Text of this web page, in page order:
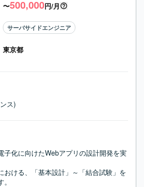
〜500,000円/月
サーバサイドエンジニア
東京都
ス)
子化に向けたWebアプリの設計開発を実
おける、「基本設計」～「結合試験」を